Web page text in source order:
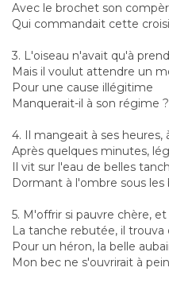
Avec le brochet son
Qui commandait cette
3. L'oiseau n'avait qu'à
Mais il voulut attendre un
Pour une cause illégitime
Manquerait-il à son régime ?
4. Il mangeait à ses
Après quelques minutes,
Il vit sur l'eau de belles
Dormant à l'ombre sous les
5. M'offrir si pauvre chère,
La tanche rebutée, il trouva
Pour un héron, la belle
Mon bec ne s'ouvrirait à